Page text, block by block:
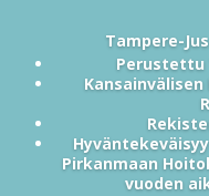
Tampere-
Perustettu
Pirkanmaan
vuoden